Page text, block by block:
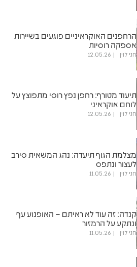
הרחפנים האוקראיניים פוגעים בשיירות
אספקה רוסיות
חני לוין 12.05.26
תיעוד מטורף: רחפן נפץ רוסי מתפוצץ על
לוחם אוקראיני
חני לוין 12.05.26
מצלמת הגוף תיעדה: נהג המשאית סירב
לעצור ונתפס
חני לוין 11.05.26
קנדה: זה עוד לא ראיתם – האופנוע עף
ונתקע על הרמזור
חני לוין 11.05.26